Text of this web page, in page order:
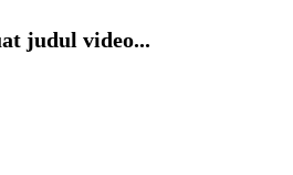
judul video...